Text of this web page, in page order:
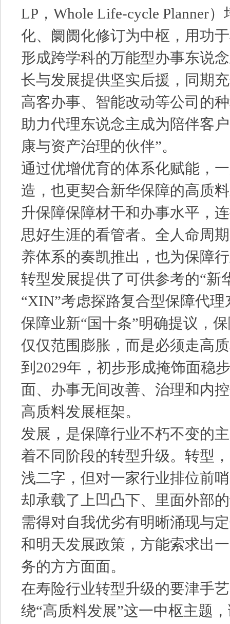
LP，Whole Life-cycle Planner
化、阛阓化修订为中枢，用功
形成跨学科的万能型办事东说
长与发展提供坚实后援，同期
高客办事、智能改动等公司的
助力代理东说念主成为陪伴客
康与资产治理的伙伴”。
通过优增优育的体系化赋能，
造，也更契合新华保障的高质
升保障保障材干和办事水平，
思好生涯的看管者。全人命周
养体系的奏凯推出，也为保障
转型发展提供了可供参考的“新
“XIN”考虑探路复合型保障代理
保障业新“国十条”明确提议，
仅仅范围膨胀，而是必须走高
到2029年，初步形成掩饰面稳
面、办事无间改善、治理和内
高质料发展框架。
发展，是保障行业不朽不变的
着不同阶段的转型升级。转型
浅二字，但对一家行业排位前
却承载了上凹凸下、里面外部
需得对自我优劣有明晰涌现与
和明天发展政策，方能索求出
务的方方面面。
在寿险行业转型升级的要津手
绕“高质料发展”这一中枢主题